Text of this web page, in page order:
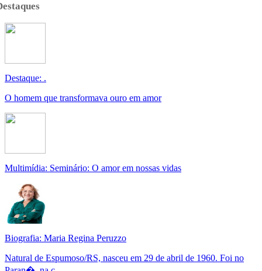
Destaque: .
O homem que transformava ouro em amor
Multimídia: Seminário: O amor em nossas vidas
Biografia: Maria Regina Peruzzo
Natural de Espumoso/RS, nasceu em 29 de abril de 1960. Foi no